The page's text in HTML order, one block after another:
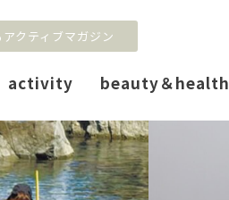
クティブマガジン
activity beauty＆health